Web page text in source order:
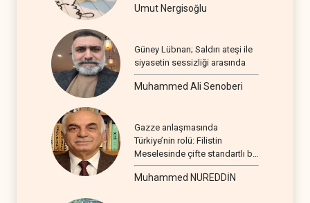
Umut Nergisoğlu
Güney Lübnan; Saldırı ateşi ile
siyasetin sessizliği arasında
Muhammed Ali Senoberi
Gazze anlaşmasında
Türkiye’nin rolü: Filistin
Meselesinde çifte standartlı bir
seyir
Muhammed NUREDDİN